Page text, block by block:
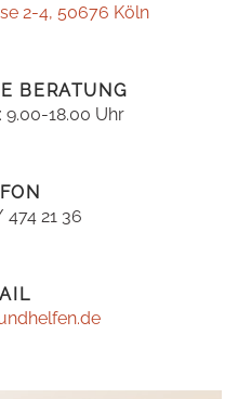
2-4, 50676 Köln
BERATUNG
9.00-18.00 Uhr
474 21 36